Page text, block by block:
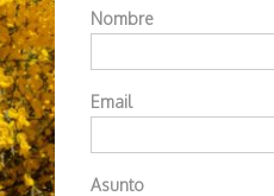
Nombre
Email
Asunto